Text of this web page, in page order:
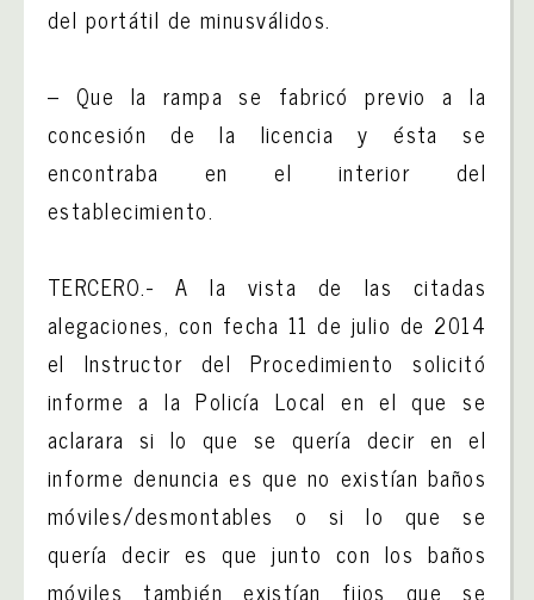
del portátil de minusválidos.
– Que la rampa se fabricó previo a la
concesión de la licencia y ésta se
encontraba en el interior del
establecimiento.
TERCERO.- A la vista de las citadas
alegaciones, con fecha 11 de julio de 2014
el Instructor del Procedimiento solicitó
informe a la Policía Local en el que se
aclarara si lo que se quería decir en el
informe denuncia es que no existían baños
móviles/desmontables o si lo que se
quería decir es que junto con los baños
móviles también existían fijos que se